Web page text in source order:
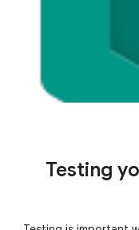
Testing